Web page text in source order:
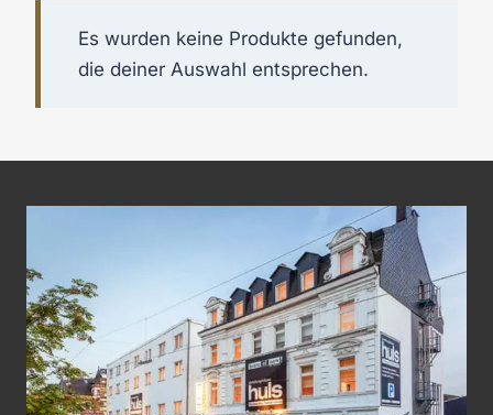
Es wurden keine Produkte gefunden,
die deiner Auswahl entsprechen.